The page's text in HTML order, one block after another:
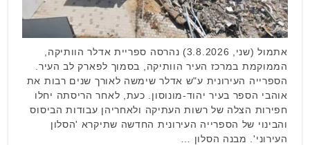
אתמול (שני, 3.8.2026) נהרסה ספריית אדלר הוותיקה,
הממוקמת במרכז העיר הוותיקה, בסמוך לפארק לב העיר.
הספרייה העירונית ע"ש אדלר שימשה לאורך שנים רבות את
אוהבי הספר בעיר יהוד-מונוסון. כעת, לאחר הריסתה יחלו
חפירות הצלה של רשות העתיקה ולאחריהן עבודות הביסוס
והבינוי של הספרייה העירונית החדשה שתיקרא 'הסלון
העירוני'. מבנה הסלון …